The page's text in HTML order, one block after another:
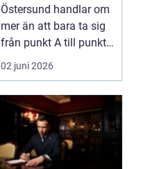
Östersund handlar om
mer än att bara ta sig
från punkt A till punkt
B. För många är ...
02 juni 2026